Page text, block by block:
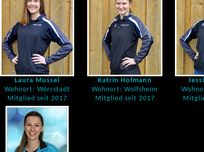
Laura Mussel
Wohnort: Wörrstadt
Mitglied seit 2017
Katrin Hofmann
Wohnort: Wolfsheim
Mitglied seit 2017